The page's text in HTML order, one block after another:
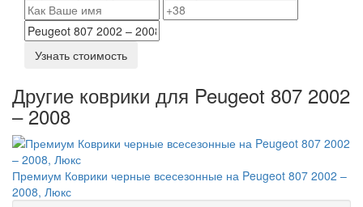
Узнать стоимость
Другие коврики для Peugeot 807 2002
– 2008
Премиум Коврики черные всесезонные на Peugeot 807 2002 –
2008, Люкс